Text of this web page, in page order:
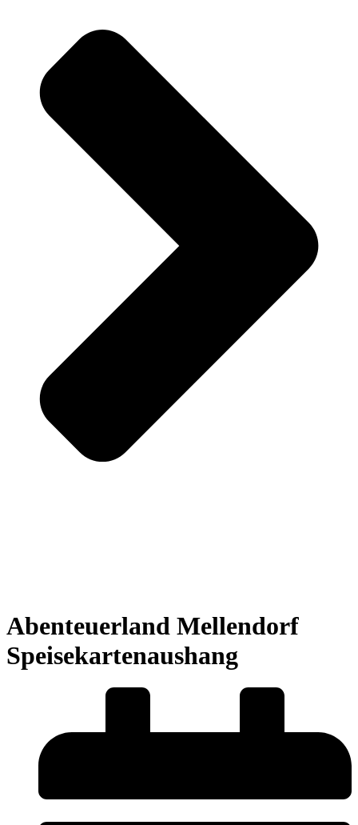
Abenteuerland Mellendorf
Speisekartenaushang